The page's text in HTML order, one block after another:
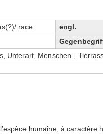
race engl.
Unterart, Menschen-,
humaine, à